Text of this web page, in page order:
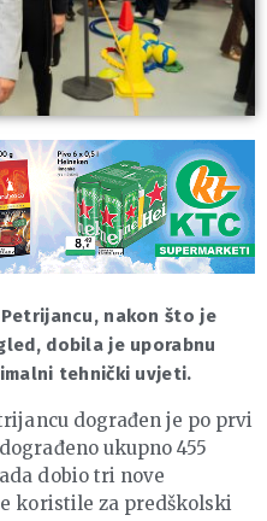
nakon što je
dobila je uporabnu
tehnički uvjeti.
dograđen je po prvi
ukupno 455
dobio tri nove
koristile za predškolski